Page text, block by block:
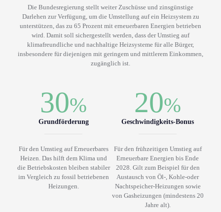
Die Bundesregierung stellt weiter Zuschüsse und zinsgünstige
Darlehen zur Verfügung, um die Umstellung auf ein Heizsystem zu
unterstützen, das zu 65 Prozent mit erneuerbaren Energien betrieben
wird. Damit soll sichergestellt werden, dass der Umstieg auf
klimafreundliche und nachhaltige Heizsysteme für alle Bürger,
insbesondere für diejenigen mit geringem und mittlerem Einkommen,
zugänglich ist.
30%
Grundförderung
Für den Umstieg auf Erneuerbares
Heizen. Das hilft dem Klima und
die Betriebskosten bleiben stabiler
im Vergleich zu fossil betriebenen
Heizungen.
20%
Geschwindigkeits-Bonus
Für den frühzeitigen Umstieg auf
Erneuerbare Energien bis Ende
2028. Gilt zum Beispiel für den
Austausch von Öl-, Kohle-oder
Nachtspeicher-Heizungen sowie
von Gasheizungen (mindestens 20
Jahre alt).